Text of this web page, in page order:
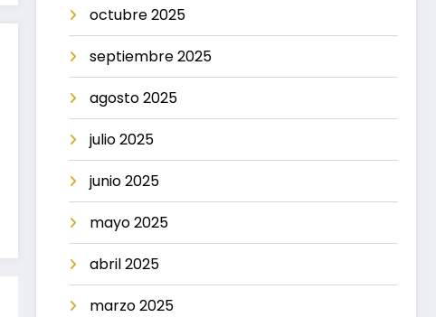
octubre 2025
septiembre 2025
agosto 2025
julio 2025
junio 2025
mayo 2025
abril 2025
marzo 2025